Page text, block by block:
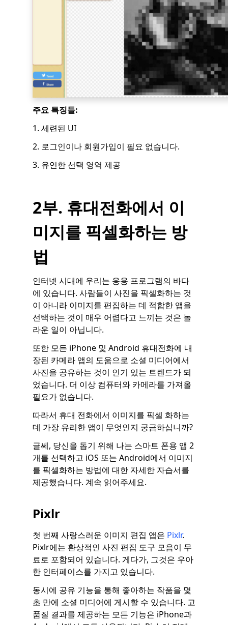
주요 특징들:
1. 세련된 UI
2. 로그인이나 회원가입이 필요 없습니다.
3. 유연한 선택 영역 제공
2부. 휴대전화에서 이
미지를 픽셀화하는 방
법
인터넷 시대에 우리는 응용 프로그램의 바다
에 있습니다. 사람들이 사진을 픽셀화하는 것
이 아니라 이미지를 편집하는 데 적합한 앱을
선택하는 것이 매우 어렵다고 느끼는 것은 놀
라운 일이 아닙니다.
또한 모든 iPhone 및 Android 휴대전화에 내
장된 카메라 앱의 도움으로 소셜 미디어에서
사진을 공유하는 것이 인기 있는 트렌드가 되
었습니다. 더 이상 컴퓨터와 카메라를 가져올
필요가 없습니다.
따라서 휴대 전화에서 이미지를 픽셀 화하는
데 가장 유리한 앱이 무엇인지 궁금하십니까?
글쎄, 당신을 돕기 위해 나는 스마트 폰용 앱 2
개를 선택하고 iOS 또는 Android에서 이미지
를 픽셀화하는 방법에 대한 자세한 자습서를
제공했습니다. 계속 읽어주세요.
Pixlr
첫 번째 사랑스러운 이미지 편집 앱은 Pixlr.
Pixlr에는 환상적인 사진 편집 도구 모음이 무
료로 포함되어 있습니다. 게다가, 그것은 우아
한 인터페이스를 가지고 있습니다.
동시에 공유 기능을 통해 좋아하는 작품을 몇
초 만에 소셜 미디어에 게시할 수 있습니다. 고
품질 결과를 제공하는 모든 기능은 iPhone과